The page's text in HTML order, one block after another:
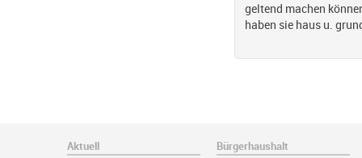
geltend machen
haben sie haus u.
Aktuell
Bürgerhaushalt